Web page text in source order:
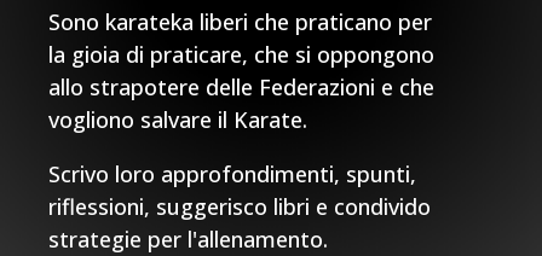
Sono karateka liberi che praticano per
la gioia di praticare, che si oppongono
allo strapotere delle Federazioni e che
vogliono salvare il Karate.
Scrivo loro approfondimenti, spunti,
riflessioni, suggerisco libri e condivido
strategie per l'allenamento.